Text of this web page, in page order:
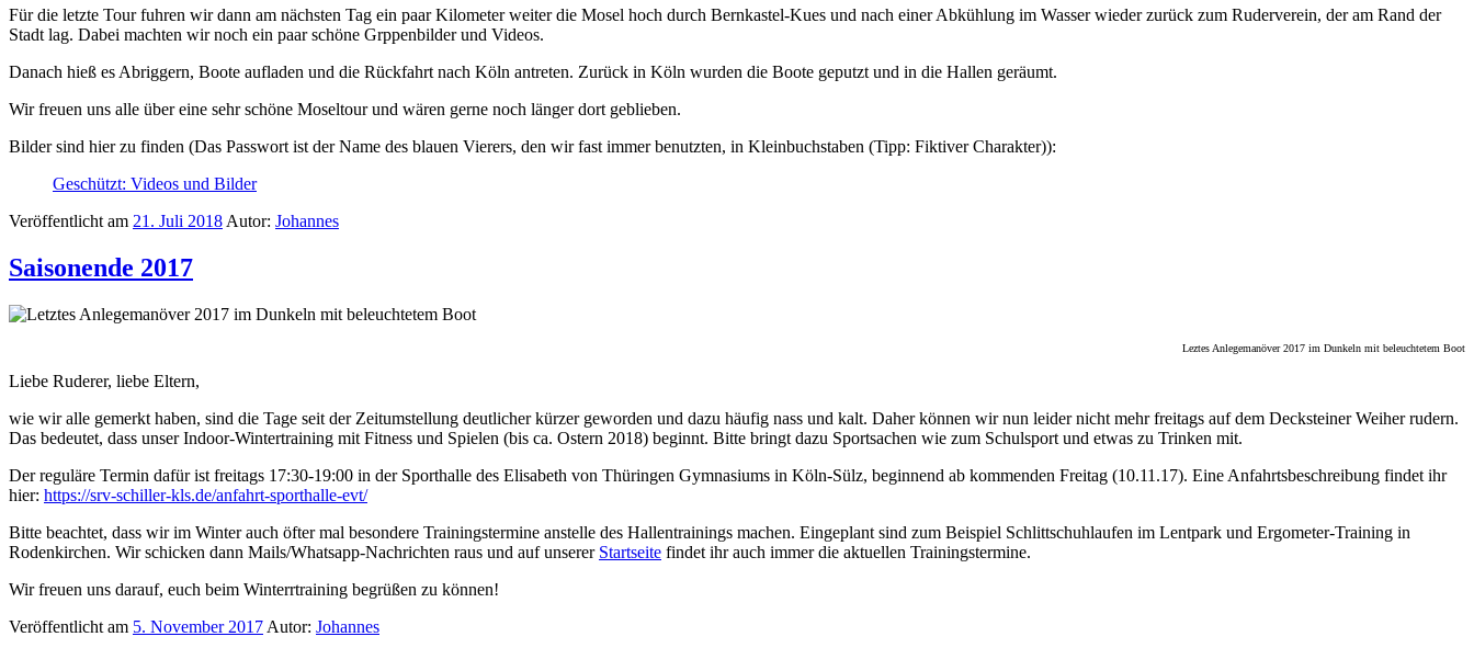
Für die letzte Tour fuhren wir dann am nächsten Tag ein paar Kilometer weiter die Mosel hoch durch Bernkastel-Kues und nach einer Abkühlung im Wasser wieder zurück zum Ruderverein, der am Rand der
Stadt lag. Dabei machten wir noch ein paar schöne Grppenbilder und Videos.
Danach hieß es Abriggern, Boote aufladen und die Rückfahrt nach Köln antreten. Zurück in Köln wurden die Boote geputzt und in die Hallen geräumt.
Wir freuen uns alle über eine sehr schöne Moseltour und wären gerne noch länger dort geblieben.
Bilder sind hier zu finden (Das Passwort ist der Name des blauen Vierers, den wir fast immer benutzten, in Kleinbuchstaben (Tipp: Fiktiver Charakter)):
Geschützt: Videos und Bilder
Veröffentlicht am 21. Juli 2018 Autor: Johannes
Saisonende 2017
Leztes Anlegemanöver 2017 im Dunkeln mit beleuchtetem Boot
Liebe Ruderer, liebe Eltern,
wie wir alle gemerkt haben, sind die Tage seit der Zeitumstellung deutlicher kürzer geworden und dazu häufig nass und kalt. Daher können wir nun leider nicht mehr freitags auf dem Decksteiner Weiher rudern.
Das bedeutet, dass unser Indoor-Wintertraining mit Fitness und Spielen (bis ca. Ostern 2018) beginnt. Bitte bringt dazu Sportsachen wie zum Schulsport und etwas zu Trinken mit.
Der reguläre Termin dafür ist freitags 17:30-19:00 in der Sporthalle des Elisabeth von Thüringen Gymnasiums in Köln-Sülz, beginnend ab kommenden Freitag (10.11.17). Eine Anfahrtsbeschreibung findet ihr
hier: https://srv-schiller-kls.de/anfahrt-sporthalle-evt/
Bitte beachtet, dass wir im Winter auch öfter mal besondere Trainingstermine anstelle des Hallentrainings machen. Eingeplant sind zum Beispiel Schlittschuhlaufen im Lentpark und Ergometer-Training in
Rodenkirchen. Wir schicken dann Mails/Whatsapp-Nachrichten raus und auf unserer Startseite findet ihr auch immer die aktuellen Trainingstermine.
Wir freuen uns darauf, euch beim Winterrtraining begrüßen zu können!
Veröffentlicht am 5. November 2017 Autor: Johannes